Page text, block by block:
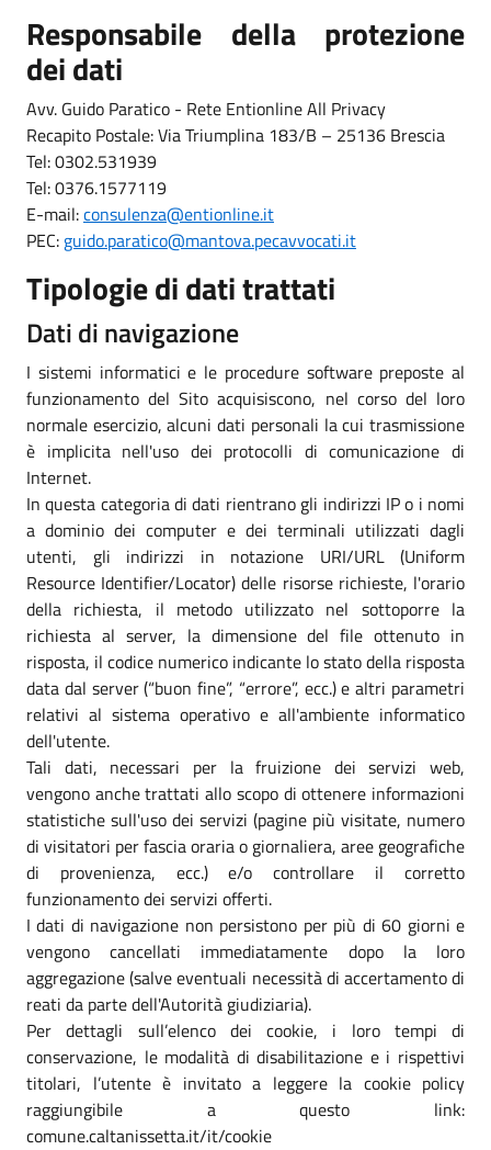
Responsabile della protezione
dei dati
Avv. Guido Paratico - Rete Entionline All Privacy
Recapito Postale: Via Triumplina 183/B – 25136 Brescia
Tel: 0302.531939
Tel: 0376.1577119
E-mail:consulenza@entionline.it
PEC: guido.paratico@mantova.pecavvocati.it
Tipologie di dati trattati
Dati di navigazione
I sistemi informatici e le procedure software preposte al
funzionamento del Sito acquisiscono, nel corso del loro
normale esercizio, alcuni dati personali la cui trasmissione
è implicita nell'uso dei protocolli di comunicazione di
Internet.
In questa categoria di dati rientrano gli indirizzi IP o i nomi
a dominio dei computer e dei terminali utilizzati dagli
utenti, gli indirizzi in notazione URI/URL (Uniform
Resource Identifier/Locator) delle risorse richieste, l'orario
della richiesta, il metodo utilizzato nel sottoporre la
richiesta al server, la dimensione del file ottenuto in
risposta, il codice numerico indicante lo stato della risposta
data dal server (“buon fine”, “errore”, ecc.) e altri parametri
relativi al sistema operativo e all'ambiente informatico
dell'utente.
Tali dati, necessari per la fruizione dei servizi web,
vengono anche trattati allo scopo di ottenere informazioni
statistiche sull'uso dei servizi (pagine più visitate, numero
di visitatori per fascia oraria o giornaliera, aree geografiche
di provenienza, ecc.) e/o controllare il corretto
funzionamento dei servizi offerti.
I dati di navigazione non persistono per più di 60 giorni e
vengono cancellati immediatamente dopo la loro
aggregazione (salve eventuali necessità di accertamento di
reati da parte dell'Autorità giudiziaria).
Per dettagli sull’elenco dei cookie, i loro tempi di
conservazione, le modalità di disabilitazione e i rispettivi
titolari, l’utente è invitato a leggere la cookie policy
raggiungibile a questo link:
comune.caltanissetta.it/it/cookie